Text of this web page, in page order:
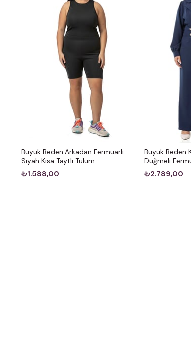
Büyük Beden Arkadan Fermuarlı
Siyah Kısa Taytlı Tulum
₺1.588,00
Büyük Beden
Düğmeli
₺2.789,00